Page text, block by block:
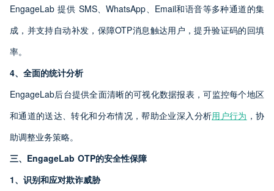
EngageLab 提供 SMS、WhatsApp、Email和语音等多种通道的集
成，并支持自动补发，保障OTP消息触达用户，提升验证码的回填
率。
4、全面的统计分析
EngageLab后台提供全面清晰的可视化数据报表，可监控每个地区
和通道的送达、转化和分布情况，帮助企业深入分析用户行为 ，协
助调整业务策略。
三、EngageLab OTP的安全性保障
1、识别和应对欺诈威胁